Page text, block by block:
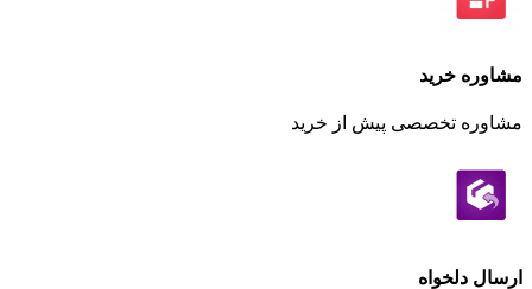
مشاوره خرید
مشاوره تخصصی پیش از خرید
ارسال دلخواه